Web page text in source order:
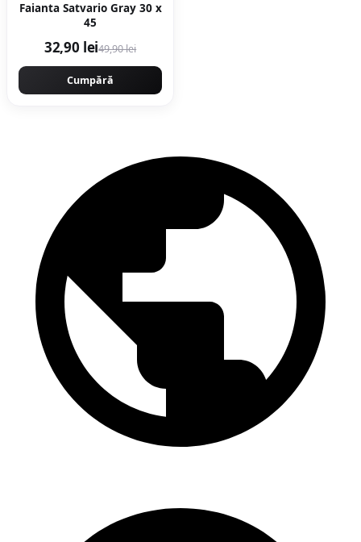
Faianta Satvario Gray 30 x
45
32,90 lei49,90 lei
Cumpără